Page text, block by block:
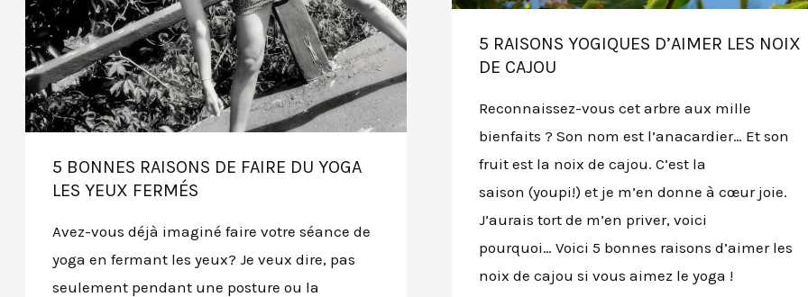
5 BONNES RAISONS DE FAIRE DU YOGA
LES YEUX FERMÉS
Avez-vous déjà imaginé faire votre séance de
yoga en fermant les yeux? Je veux dire, pas
seulement pendant une posture ou la
5 RAISONS YOGIQUES D’AIMER LES NOIX
DE CAJOU
Reconnaissez-vous cet arbre aux mille
bienfaits ? Son nom est l’anacardier… Et son
fruit est la noix de cajou. C’est la
saison (youpi!) et je m’en donne à cœur joie.
J’aurais tort de m’en priver, voici
pourquoi… Voici 5 bonnes raisons d’aimer les
noix de cajou si vous aimez le yoga !